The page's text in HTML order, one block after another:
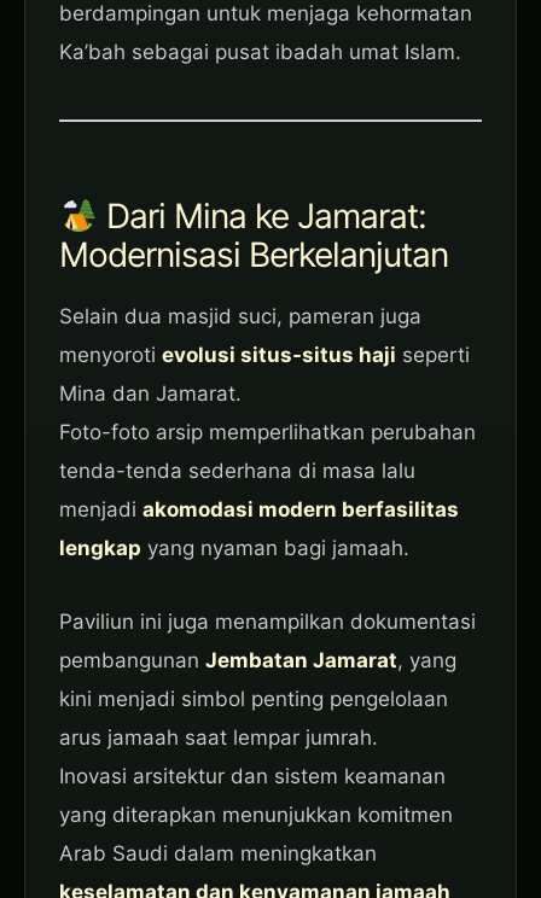
berdampingan untuk menjaga kehormatan
Ka’bah sebagai pusat ibadah umat Islam.
Dari Mina ke Jamarat:
Modernisasi Berkelanjutan
Selain dua masjid suci, pameran juga
menyoroti evolusi situs-situs haji seperti
Mina dan Jamarat.
Foto-foto arsip memperlihatkan perubahan
tenda-tenda sederhana di masa lalu
menjadi akomodasi modern berfasilitas
lengkap yang nyaman bagi jamaah.
Paviliun ini juga menampilkan dokumentasi
pembangunan Jembatan Jamarat, yang
kini menjadi simbol penting pengelolaan
arus jamaah saat lempar jumrah.
Inovasi arsitektur dan sistem keamanan
yang diterapkan menunjukkan komitmen
Arab Saudi dalam meningkatkan
keselamatan dan kenyamanan jamaah